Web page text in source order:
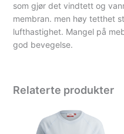
som gjør det vindtett og
membran. men høy tetthet
lufthastighet. Mangel på
god bevegelse.
Relaterte produkter